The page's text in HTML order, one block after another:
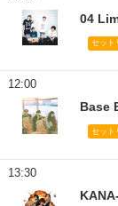
04
セット
12:00
Base
セット
13:30